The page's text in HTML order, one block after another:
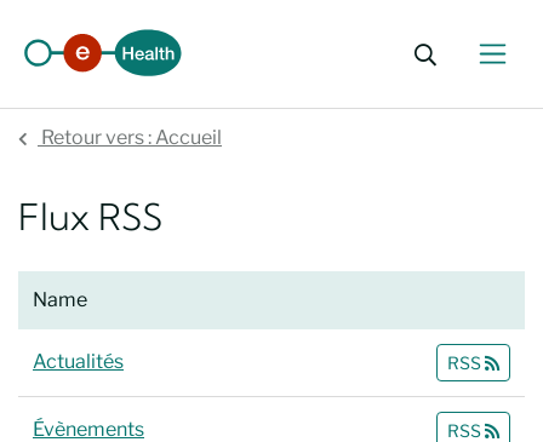
Ouvrir le
Retour vers : Accueil
Flux RSS
Name
Actualités RSS
Évènements RSS